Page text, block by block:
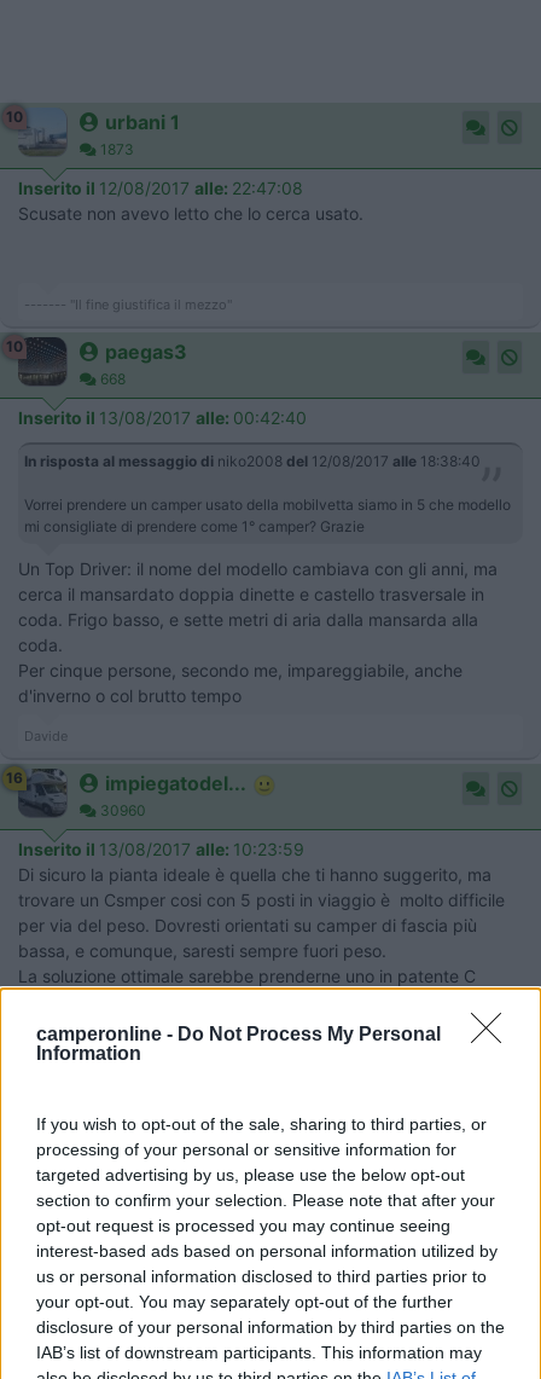
camperonline - Do Not Process My Personal
Information
If you wish to opt-out of the sale, sharing to third parties, or
processing of your personal or sensitive information for
targeted advertising by us, please use the below opt-out
section to confirm your selection. Please note that after your
opt-out request is processed you may continue seeing
interest-based ads based on personal information utilized by
us or personal information disclosed to third parties prior to
your opt-out. You may separately opt-out of the further
disclosure of your personal information by third parties on the
IAB’s list of downstream participants. This information may
10 urbani 1
1873
Inserito il 12/08/2017 alle: 22:47:08
Scusate non avevo letto che lo cerca usato.
------- "Il fine giustifica il mezzo"
10 paegas3
668
Inserito il 13/08/2017 alle: 00:42:40
In risposta al messaggio di niko2008 del 12/08/2017 alle 18:38:40
Vorrei prendere un camper usato della mobilvetta siamo in 5 che modello
mi consigliate di prendere come 1° camper? Grazie
Un Top Driver: il nome del modello cambiava con gli anni, ma
cerca il mansardato doppia dinette e castello trasversale in
coda. Frigo basso, e sette metri di aria dalla mansarda alla
coda.
Per cinque persone, secondo me, impareggiabile, anche
d'inverno o col brutto tempo
Davide
16 impiegatodel...
30960
Inserito il 13/08/2017 alle: 10:23:59
Di sicuro la pianta ideale è quella che ti hanno suggerito, ma
trovare un Csmper cosi con 5 posti in viaggio è molto difficile
per via del peso. Dovresti orientati su camper di fascia più
bassa, e comunque, saresti sempre fuori peso.
La soluzione ottimale sarebbe prenderne uno in patente C
Grinza
Inserito il13/08/2017 alle:11:29:58
Il problema non è la gente che non comprende ma la gente che giudica quello